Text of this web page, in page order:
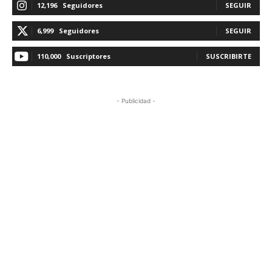
12,196 Seguidores SEGUIR
6,999 Seguidores SEGUIR
110,000 Suscriptores SUSCRIBIRTE
- Publicidad -